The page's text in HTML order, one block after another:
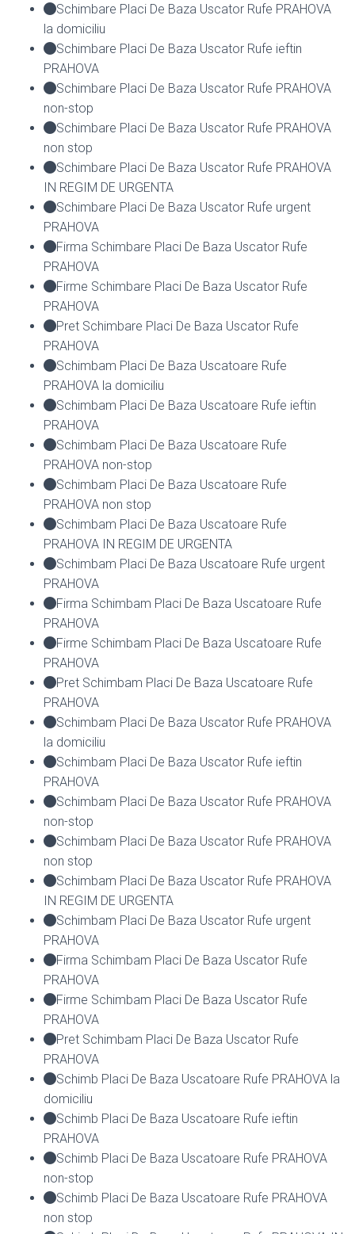
Schimbare Placi De Baza Uscator Rufe PRAHOVA
la domiciliu
Schimbare Placi De Baza Uscator Rufe ieftin
PRAHOVA
Schimbare Placi De Baza Uscator Rufe PRAHOVA
non-stop
Schimbare Placi De Baza Uscator Rufe PRAHOVA
non stop
Schimbare Placi De Baza Uscator Rufe PRAHOVA
IN REGIM DE URGENTA
Schimbare Placi De Baza Uscator Rufe urgent
PRAHOVA
Firma Schimbare Placi De Baza Uscator Rufe
PRAHOVA
Firme Schimbare Placi De Baza Uscator Rufe
PRAHOVA
Pret Schimbare Placi De Baza Uscator Rufe
PRAHOVA
Schimbam Placi De Baza Uscatoare Rufe
PRAHOVA la domiciliu
Schimbam Placi De Baza Uscatoare Rufe ieftin
PRAHOVA
Schimbam Placi De Baza Uscatoare Rufe
PRAHOVA non-stop
Schimbam Placi De Baza Uscatoare Rufe
PRAHOVA non stop
Schimbam Placi De Baza Uscatoare Rufe
PRAHOVA IN REGIM DE URGENTA
Schimbam Placi De Baza Uscatoare Rufe urgent
PRAHOVA
Firma Schimbam Placi De Baza Uscatoare Rufe
PRAHOVA
Firme Schimbam Placi De Baza Uscatoare Rufe
PRAHOVA
Pret Schimbam Placi De Baza Uscatoare Rufe
PRAHOVA
Schimbam Placi De Baza Uscator Rufe PRAHOVA
la domiciliu
Schimbam Placi De Baza Uscator Rufe ieftin
PRAHOVA
Schimbam Placi De Baza Uscator Rufe PRAHOVA
non-stop
Schimbam Placi De Baza Uscator Rufe PRAHOVA
non stop
Schimbam Placi De Baza Uscator Rufe PRAHOVA
IN REGIM DE URGENTA
Schimbam Placi De Baza Uscator Rufe urgent
PRAHOVA
Firma Schimbam Placi De Baza Uscator Rufe
PRAHOVA
Firme Schimbam Placi De Baza Uscator Rufe
PRAHOVA
Pret Schimbam Placi De Baza Uscator Rufe
PRAHOVA
Schimb Placi De Baza Uscatoare Rufe PRAHOVA la
domiciliu
Schimb Placi De Baza Uscatoare Rufe ieftin
PRAHOVA
Schimb Placi De Baza Uscatoare Rufe PRAHOVA
non-stop
Schimb Placi De Baza Uscatoare Rufe PRAHOVA
non stop